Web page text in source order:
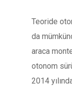
Teoride
da
araca
otonom
2014